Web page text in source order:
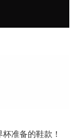
准备的鞋款！